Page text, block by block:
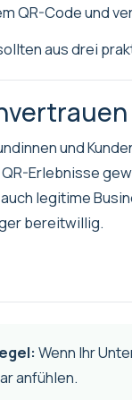
QR-Code und
aus drei
und
Erlebnisse
legitime
bereitwillig.
Wenn Ihr
anfühlen.